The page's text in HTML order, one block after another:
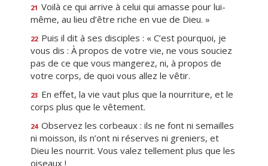
21 Voilà ce qui arrive à celui qui amasse pour lui-
même, au lieu d’être riche en vue de Dieu. »
22 Puis il dit à ses disciples : « C’est pourquoi, je
vous dis : À propos de votre vie, ne vous souciez
pas de ce que vous mangerez, ni, à propos de
votre corps, de quoi vous allez le vêtir.
23 En effet, la vie vaut plus que la nourriture, et le
corps plus que le vêtement.
24 Observez les corbeaux : ils ne font ni semailles
ni moisson, ils n’ont ni réserves ni greniers, et
Dieu les nourrit. Vous valez tellement plus que les
oiseaux !